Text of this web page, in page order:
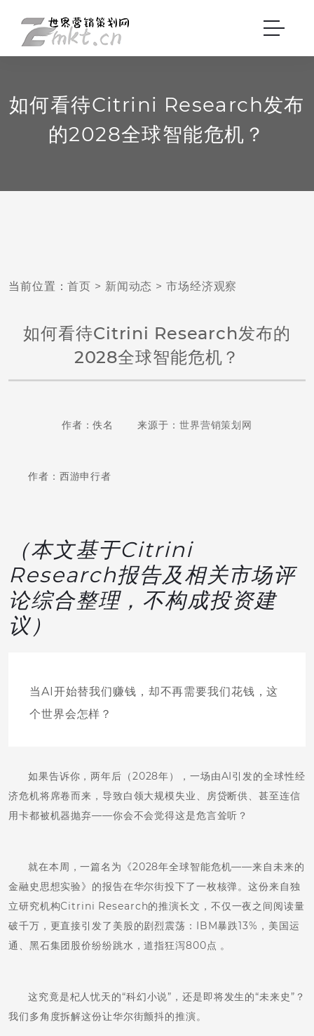
如何看待Citrini Research发布
的2028全球智能危机？
当前位置：首页 > 新闻动态 > 市场经济观察
如何看待Citrini Research发布的
2028全球智能危机？
作者：佚名 来源于： 世界营销策划网
作者：西游申行者
（本文基于Citrini
Research报告及相关市场评
论综合整理，不构成投资建
议）
当AI开始替我们赚钱，却不再需要我们花钱，这
个世界会怎样？
如果告诉你，两年后（2028年），一场由AI引发的全球性经
济危机将席卷而来，导致白领大规模失业、房贷断供、甚至连信
用卡都被机器抛弃——你会不会觉得这是危言耸听？
就在本周，一篇名为《2028年全球智能危机——来自未来的
金融史思想实验》的报告在华尔街投下了一枚核弹。这份来自独
立研究机构Citrini Research的推演长文，不仅一夜之间阅读量
破千万，更直接引发了美股的剧烈震荡：IBM暴跌13%，美国运
通、黑石集团股价纷纷跳水，道指狂泻800点 。
这究竟是杞人忧天的“科幻小说”，还是即将发生的“未来史”？
我们多角度拆解这份让华尔街颤抖的推演。